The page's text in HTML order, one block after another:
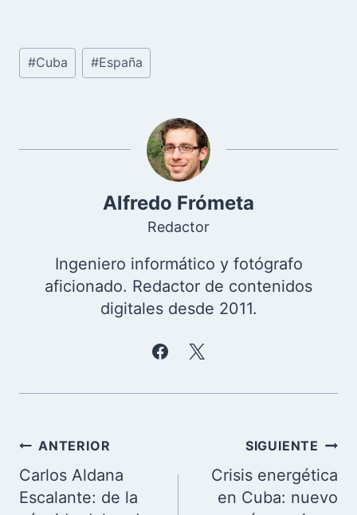
Etiquetas
de
#Cuba #España
Alfredo Frómeta
Redactor
Ingeniero informático y fotógrafo
aficionado. Redactor de contenidos
digitales desde 2011.
Navegación
de
entradas
ANTERIOR
Carlos Aldana
Escalante: de la
SIGUIENTE
Crisis energética
en Cuba: nuevo